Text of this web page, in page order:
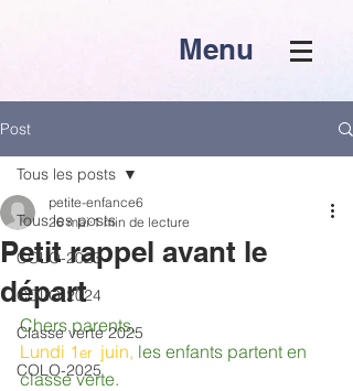
Menu
Post
Tous les posts
COLO-2023
COLO-2024
Classe verte 2025
COLO-2025
Tous les posts
Petit rappel avant le
départ
petite-enfance6
26 mai 1 min de lecture
Chers parents,
Lundi 1er juin, les enfants partent en
classe verte.